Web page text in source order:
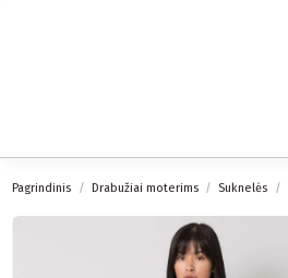
Pagrindinis Drabužiai moterims Suknelės